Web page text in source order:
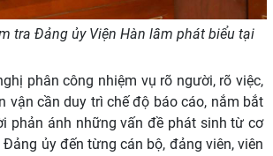
tra Đảng ủy Viện Hàn lâm phát biểu tại
phân công nhiệm vụ rõ người, rõ việc,
vận cần duy trì chế độ báo cáo, nắm bắt
phản ánh những vấn đề phát sinh từ cơ
ủy đến từng cán bộ, đảng viên, viên